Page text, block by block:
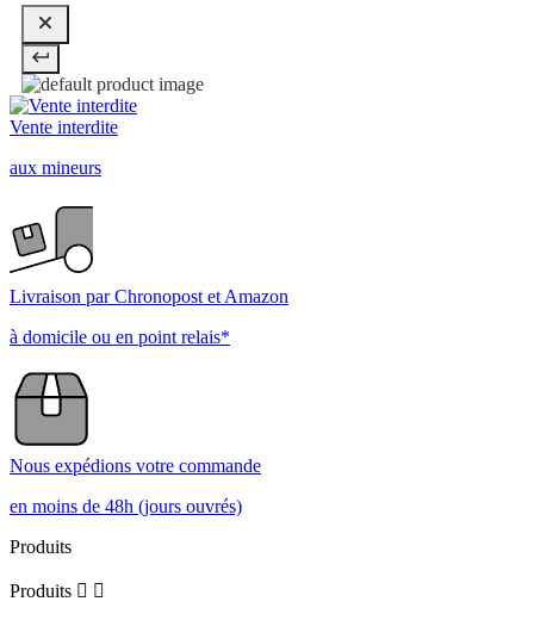
Vente interdite
aux mineurs
Livraison par Chronopost et Amazon
à domicile ou en point relais*
Nous expédions votre commande
en moins de 48h (jours ouvrés)
Produits
Produits  